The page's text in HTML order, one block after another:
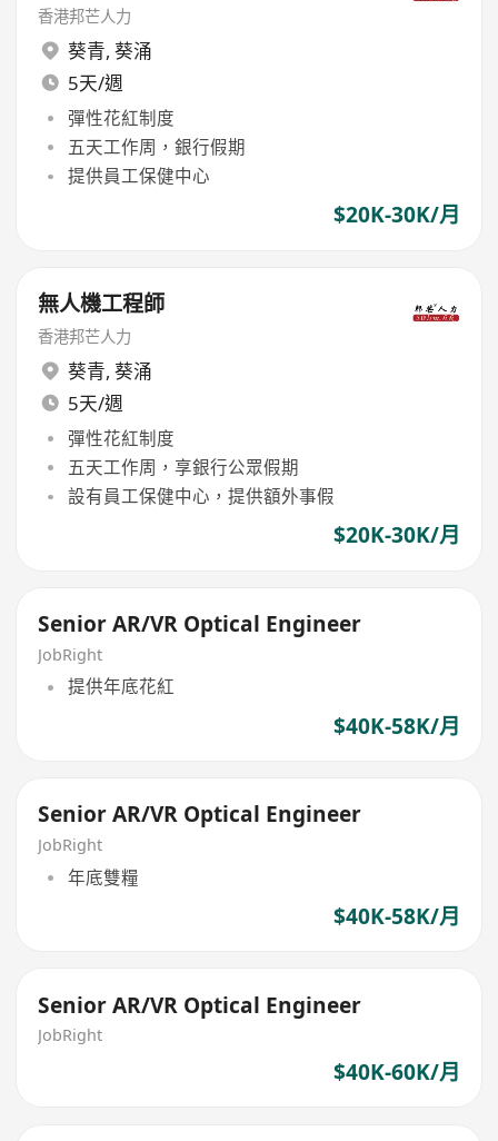
香港邦芒人力
葵青, 葵涌
5天/週
彈性花紅制度
五天工作周，銀行假期
提供員工保健中心
$20K-30K/月
無人機工程師
香港邦芒人力
葵青, 葵涌
5天/週
彈性花紅制度
五天工作周，享銀行公眾假期
設有員工保健中心，提供額外事假
$20K-30K/月
Senior AR/VR Optical Engineer
JobRight
提供年底花紅
$40K-58K/月
Senior AR/VR Optical Engineer
JobRight
年底雙糧
$40K-58K/月
Senior AR/VR Optical Engineer
JobRight
$40K-60K/月